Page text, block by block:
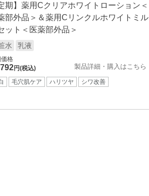
期】薬用Cクリアホワイトローション＜
部外品＞＆薬用Cリンクルホワイトミル
ット＜医薬部外品＞
水 乳液
価格
円(税込) 製品詳細・購入はこちら
毛穴肌ケア ハリツヤ シワ改善